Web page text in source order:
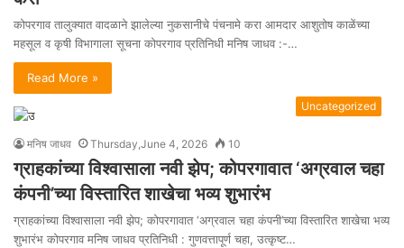
कोपरगाव तालुक्यात वादळाने झालेल्या नुकसानीचे पंचनामे करा आमदार आशुतोष काळेंच्या
महसूल व कृषी विभागाला सूचना कोपरगाव प्रतिनिधी मनिष जाधव :-…
Read More »
Uncategorized
मनिष जाधव Thursday,June 4, 2026 10
ग्राहकांच्या विश्वासाला नवी झेप; कोपरगावात ‘अग्रवाल चहा
कंपनी’च्या विस्तारित शाखेचा भव्य शुभारंभ
ग्राहकांच्या विश्वासाला नवी झेप; कोपरगावात ‘अग्रवाल चहा कंपनी’च्या विस्तारित शाखेचा भव्य
शुभारंभ कोपरगाव मनिष जाधव प्रतिनिधी : गुणवत्तापूर्ण चहा, उत्कृष्ट…